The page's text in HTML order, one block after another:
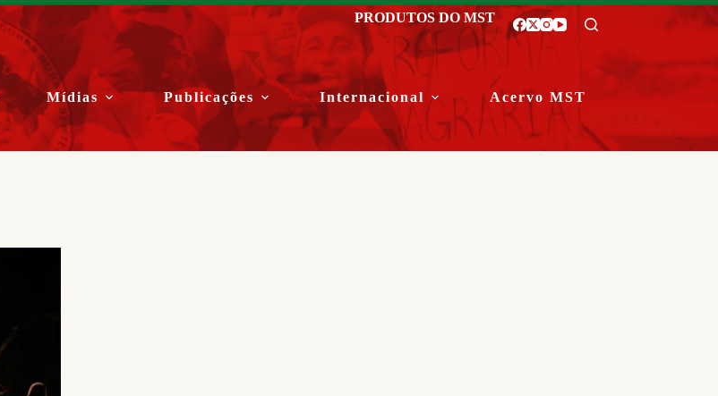
PRODUTOS DO MST
Mídias Publicações Internacional Acervo MST